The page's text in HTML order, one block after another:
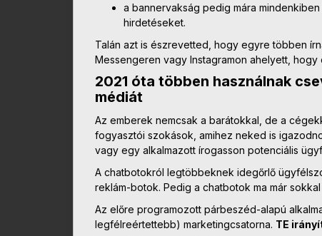
a bannervakság pedig mára
hirdetéseket.
Talán azt is észrevetted, hogy egyre többen
Messengeren vagy Instagramon ahelyett,
2021 óta többen használnak
médiát
Az emberek nemcsak a barátokkal, de a
fogyasztói szokások, amihez neked is
vagy egy alkalmazott írogasson potenciális
A chatbotokról legtöbbeknek idegőrlő
reklám-botok. Pedig a chatbotok ma már
Az előre programozott párbeszéd-alapú
legfélreértettebb) marketingcsatorna. TE